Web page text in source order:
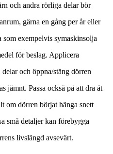
och andra rörliga delar bör
gärna en gång per år eller
exempelvis symaskinsolja
för beslag. Applicera
och öppna/stäng dörren
jämnt. Passa också på att dra åt
om dörren börjat hänga snett
små detaljer kan förebygga
livslängd avsevärt.